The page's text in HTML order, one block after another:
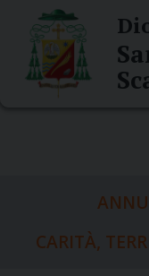
content
CARITÀ,